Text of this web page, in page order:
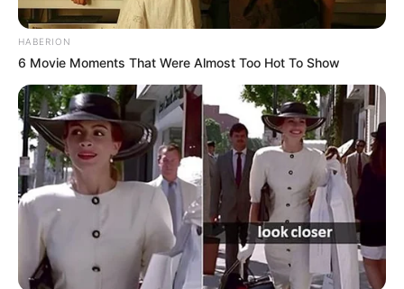
HABERION
6 Movie Moments That Were Almost Too Hot To Show